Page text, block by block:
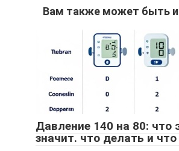
Вам также может быть
Давление 140 на 80: что
значит. что делать и